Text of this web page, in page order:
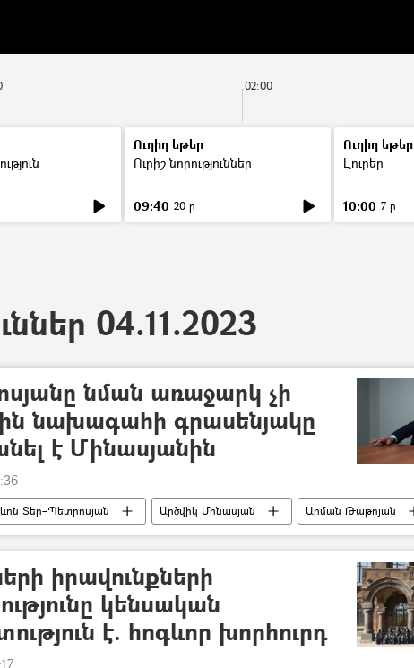
02:00
Ուղիղ եթեր
Ուրիշ նորություններ
09:40 20 ր
Ուղիղ եթեր
Լուրեր
10:00 7 ր
04.11.2023
նման առաջարկ չի
նախագահի գրասենյակը
է Մինասյանին
Տեր–Պետրոսյան Արծվիկ Մինասյան Արման Թաթոյան
իրավունքների
կենսական
է. հոգևոր խորհուրդ